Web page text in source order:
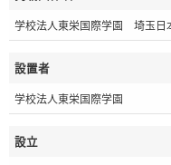
学校法人東栄国際学園 埼玉日
設置者
学校法人東栄国際学園
設立